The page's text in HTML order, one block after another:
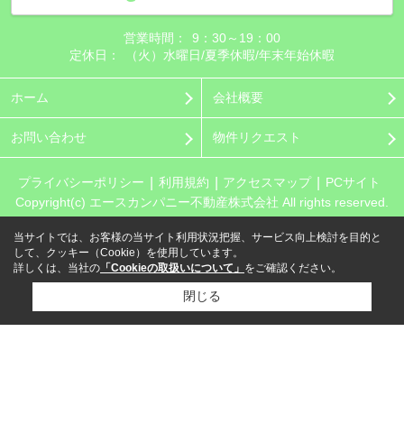
営業時間：
9：30～19：00
定休日：
（火）水曜日/夏季休暇/年末年始休暇
ホーム 会社概要
お問い合わせ 物件リクエスト
プライバシーポリシー 利用規約 アクセスマップ
PCサイト
Copyright(c) エースカンパニー不動産株式会社 All rights reserved.
当サイトでは、お客様の当サイト利用状況把握、サービス向上検討を目的と
して、クッキー（Cookie）を使用しています。
詳しくは、当社の 「Cookieの取扱いについて」 をご確認ください。
閉じる